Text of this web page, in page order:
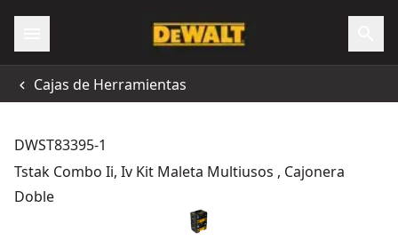
Cajas de Herramientas
DWST83395-1
Tstak Combo Ii, Iv Kit Maleta Multiusos , Cajonera
Doble